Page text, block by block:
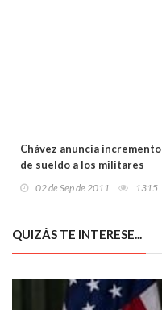
Chávez anuncia incremento
de sueldo a los militares
02 de Sep de 2011 1315
QUIZÁS TE INTERESE...